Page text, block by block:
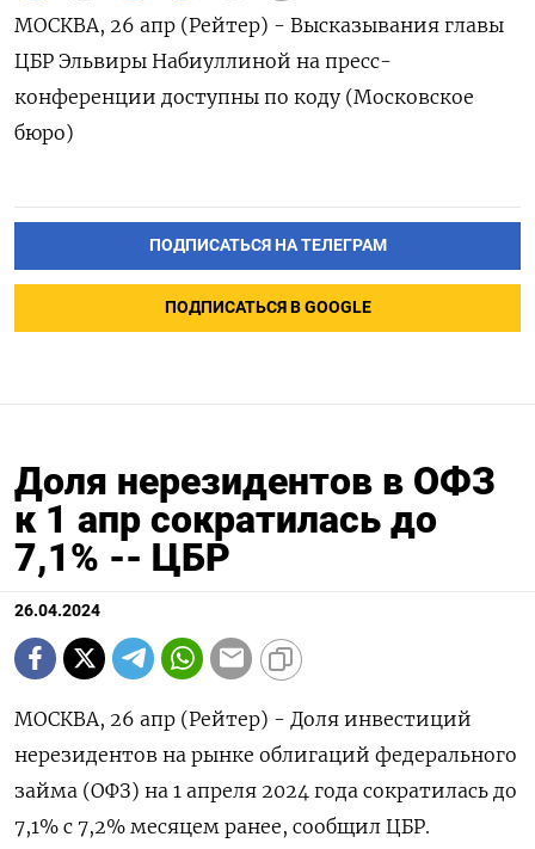
МОСКВА, 26 апр (Рейтер) - Высказывания главы
ЦБР Эльвиры Набиуллиной на пресс-
конференции доступны по коду (Московское
бюро)
ПОДПИСАТЬСЯ НА ТЕЛЕГРАМ
ПОДПИСАТЬСЯ В GOOGLE
Доля нерезидентов в ОФЗ
к 1 апр сократилась до
7,1% -- ЦБР
26.04.2024
МОСКВА, 26 апр (Рейтер) - Доля инвестиций
нерезидентов на рынке облигаций федерального
займа (ОФЗ) на 1 апреля 2024 года сократилась до
7,1% с 7,2% месяцем ранее, сообщил ЦБР.